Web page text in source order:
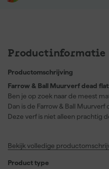
Productinformatie
Productomschrijving
Farrow & Ball Muurverf dead
Ben je op zoek naar de meest
Dan is de Farrow & Ball
Deze verf is niet alleen prachtig
rode tint die je ruimte direct
droogtijd van slechts 2 uur kun je
Bekijk volledige
Product type